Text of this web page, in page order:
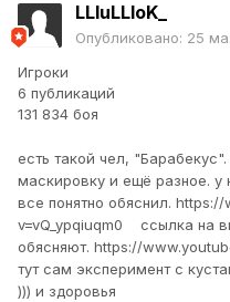
LLIuLLIoK_
Опубликовано: 25
Игроки
6 публикаций
131 834 боя
есть такой чел,
маскировку и ещё разное. у
все понятно обяснил.
v=vQ_ypqiuqm0 ссылка на
обясняют. https://
тут сам эксперимент с
))) и здоровья